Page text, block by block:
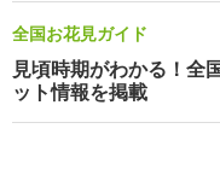
全国お花見ガイド
見頃時期がわかる！全
ット情報を掲載